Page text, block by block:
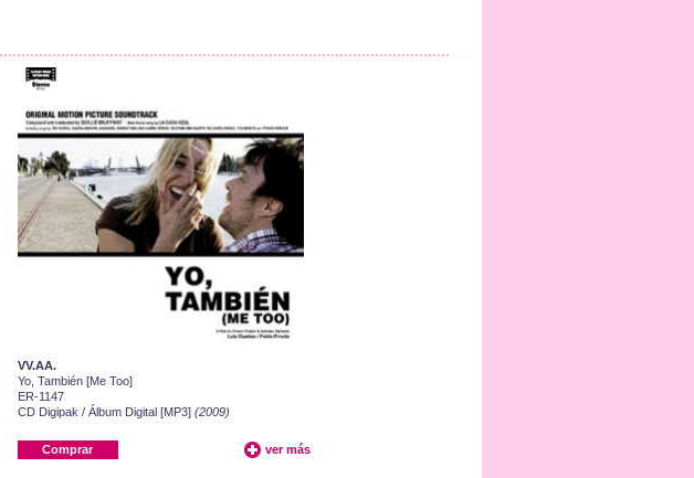
VV.AA.
Yo, También [Me Too]
ER-1147
CD Digipak / Álbum Digital [MP3] (2009)
Comprar ver más